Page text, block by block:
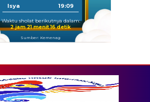
Isya 19:09
Waktu sholat berikutnya dalam:
2 jam 21 menit 15 detik
Sumber: Kemenag